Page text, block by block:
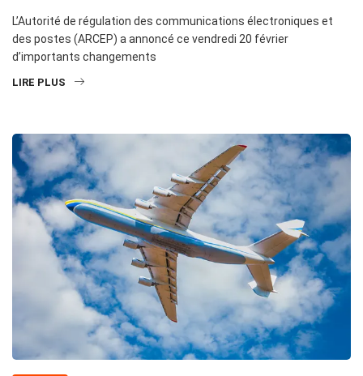
L’Autorité de régulation des communications électroniques et
des postes (ARCEP) a annoncé ce vendredi 20 février
d’importants changements
LIRE PLUS